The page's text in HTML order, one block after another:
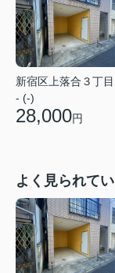
新宿区上落合３丁目
- (-)
28,000円
よく見られて